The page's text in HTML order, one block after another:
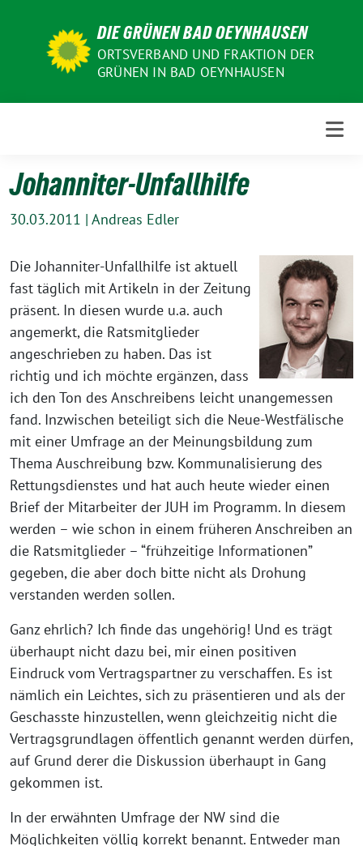
DIE GRÜNEN BAD OEYNHAUSEN
ORTSVERBAND UND FRAKTION DER
GRÜNEN IN BAD OEYNHAUSEN
Johanniter-Unfallhilfe
30.03.2011 | Andreas Edler
Die Johanniter-Unfallhilfe ist aktuell
fast täglich mit Artikeln in der Zeitung
präsent. In diesen wurde u.a. auch
angemerkt, die Ratsmitglieder
angeschrieben zu haben. Das ist
richtig und ich möchte ergänzen, dass
ich den Ton des Anschreibens leicht unangemessen
fand. Inzwischen beteiligt sich die Neue-Westfälische
mit einer Umfrage an der Meinungsbildung zum
Thema Auschreibung bzw. Kommunalisierung des
Rettungsdienstes und hat auch heute wieder einen
Brief der Mitarbeiter der JUH im Programm. In diesem
werden – wie schon in einem früheren Anschreiben an
die Ratsmitglieder – “frühzeitige Informationen”
gegeben, die aber doch bitte nicht als Drohung
verstanden werden sollen.
Ganz ehrlich? Ich finde das ungehörig! Und es trägt
überhaupt nicht dazu bei, mir einen positiven
Eindruck vom Vertragspartner zu verschaffen. Es ist
nämlich ein Leichtes, sich zu präsentieren und als der
Geschasste hinzustellen, wenn gleichzeitig nicht die
Vertragsgrundlagen öffentlich genannt werden dürfen,
auf Grund derer die Diskussion überhaupt in Gang
gekommen ist.
In der erwähnten Umfrage der NW sind die
Möglichkeiten völlig korrekt benannt. Entweder man